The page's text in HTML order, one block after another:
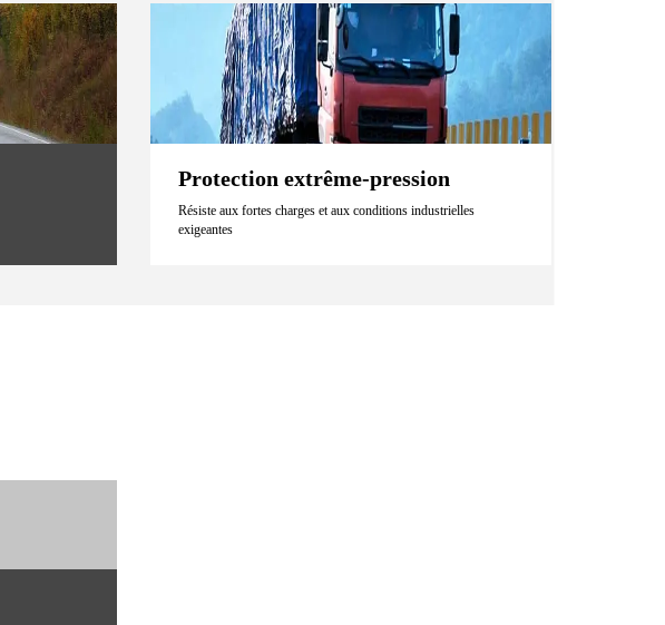
Protection extrême-pression
Résiste aux fortes charges et aux conditions industrielles
exigeantes